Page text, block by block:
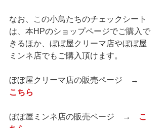
なお、この小鳥たちのチェックシート
は、本HPのショップページでご購入で
きるほか、ぼぼ屋クリーマ店やぼぼ屋
ミンネ店でもご購入頂けます。
ぼぼ屋クリーマ店の販売ページ　→
こちら
ぼぼ屋ミンネ店の販売ページ　→
こ